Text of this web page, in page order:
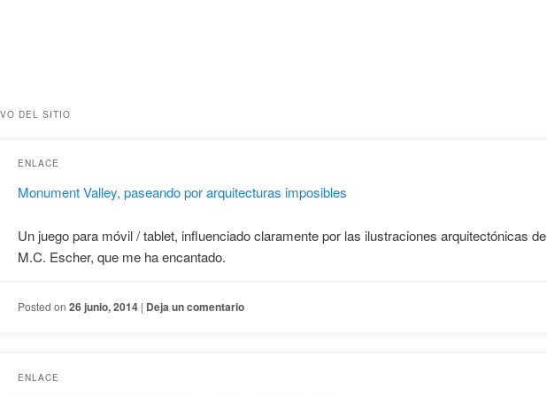
DEL SITIO
ENLACE
Monument Valley, paseando por arquitecturas imposibles
Un juego para móvil / tablet, influenciado claramente por las ilustraciones arquitectónicas de
M.C. Escher, que me ha encantado.
Posted on26 junio, 2014 | Deja un comentario
ENLACE